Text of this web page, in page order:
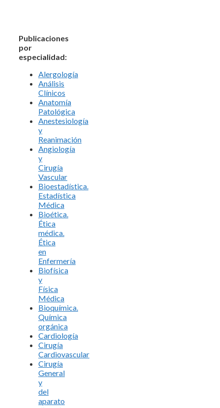
Publicaciones
por
especialidad:
Alergología
Análisis
Clínicos
Anatomía
Patológica
Anestesiología
y
Reanimación
Angiología
y
Cirugía
Vascular
Bioestadística.
Estadística
Médica
Bioética.
Ética
médica.
Ética
en
Enfermería
Biofísica
y
Física
Médica
Bioquímica.
Química
orgánica
Cardiología
Cirugía
Cardiovascular
Cirugía
General
y
del
aparato